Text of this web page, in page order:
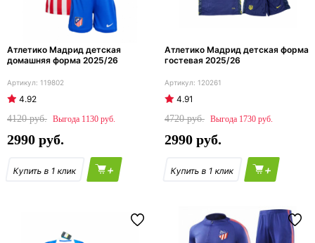
Атлетико Мадрид детская
домашняя форма 2025/26
119802
4.92
4120
1130
2990
+
Атлетико Мадрид детская форма
гостевая 2025/26
120261
4.91
4720
1730
2990
+